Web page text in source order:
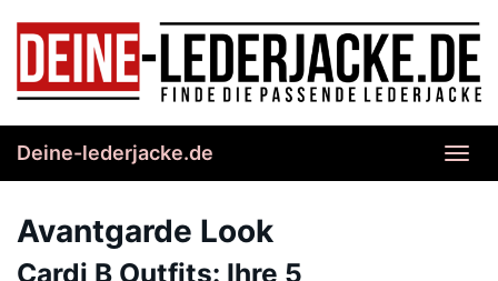
content
Deine-lederjacke.de
Avantgarde Look
Cardi B Outfits: Ihre 5